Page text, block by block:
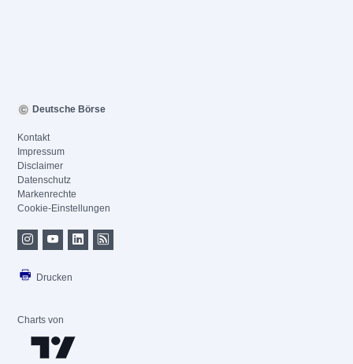
Deutsche Börse
Kontakt
Impressum
Disclaimer
Datenschutz
Markenrechte
Cookie-Einstellungen
Drucken
Charts von